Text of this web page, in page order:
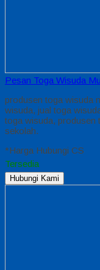
Pesan Toga Wisuda
produsen toga wisuda
wisuda, jual toga
toga wisuda, produsen
sekolah.
*Harga Hubungi CS
Tersedia
Hubungi Kami